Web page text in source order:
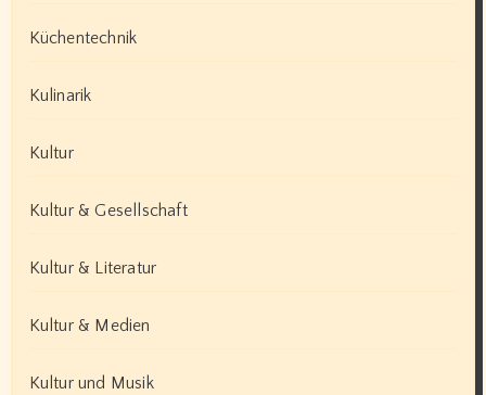
Küchentechnik
Kulinarik
Kultur
Kultur & Gesellschaft
Kultur & Literatur
Kultur & Medien
Kultur und Musik